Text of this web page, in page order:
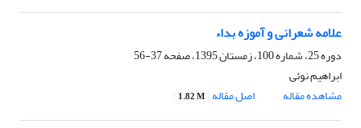
علامه شعرانی و آموزه بداء
دوره 25، شماره 100، زمستان 1395، صفحه
37-56
ابراهیم نوئی
مشاهده مقاله
اصل مقاله 1.82 M